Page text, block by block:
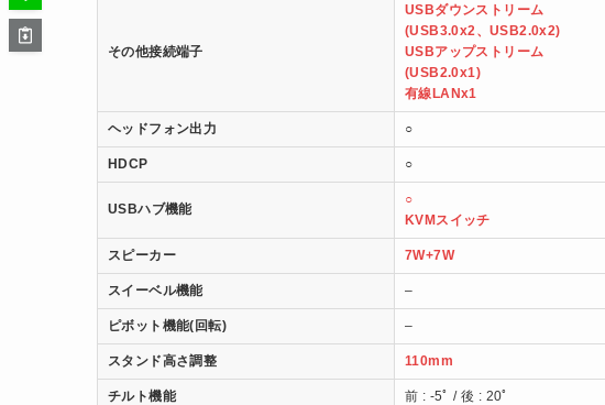
その他接続端子
USBダウンストリーム
(USB3.0x2、USB2.0x2)
USBアップストリーム
(USB2.0x1)
有線LANx1
ヘッドフォン出力 ○
HDCP ○
USBハブ機能
○
KVMスイッチ
スピーカー 7W+7W
スイーベル機能 –
ピボット機能(回転) –
スタンド高さ調整 110mm
チルト機能 前 : -5ﾟ / 後 : 20ﾟ